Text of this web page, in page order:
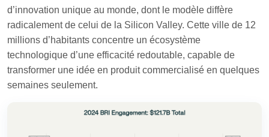
d’innovation unique au monde, dont le modèle diffère
radicalement de celui de la Silicon Valley. Cette ville de 12
millions d’habitants concentre un écosystème
technologique d’une efficacité redoutable, capable de
transformer une idée en produit commercialisé en quelques
semaines seulement.